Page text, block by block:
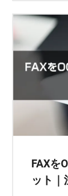
FAXを
ット